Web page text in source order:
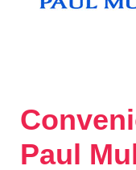
Paul